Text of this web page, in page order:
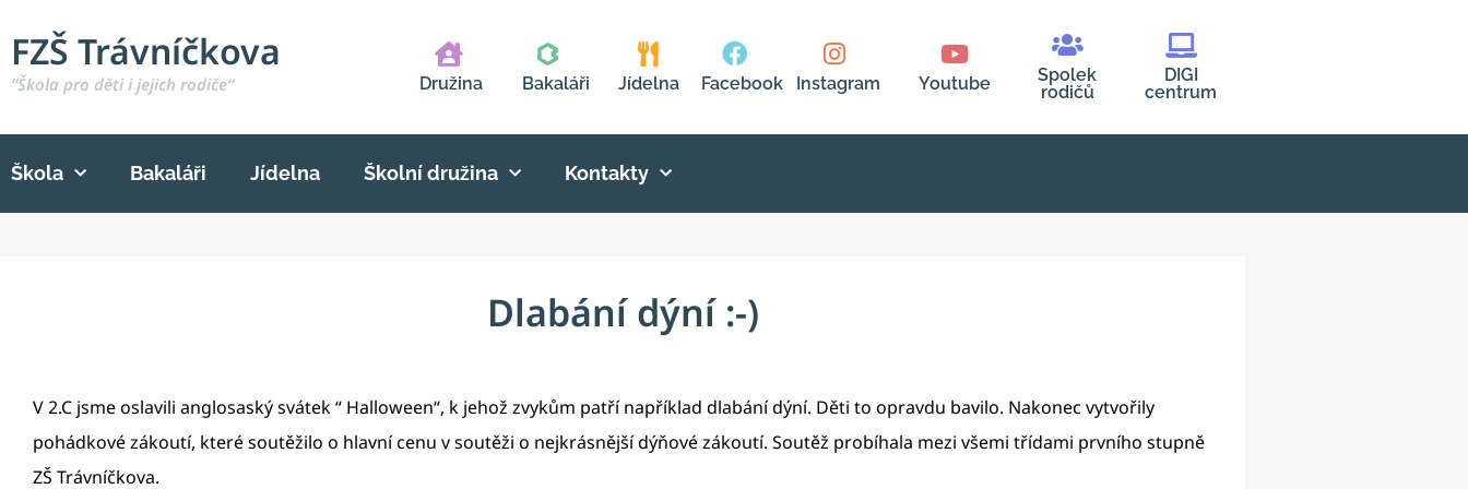
FZŠ Trávníčkova
“Škola pro děti i jejich rodiče“ Družina Bakaláři Jídelna Facebook Instagram Youtube
Spolek
rodičů
DIGI
centrum
Škola Bakaláři Jídelna Školní družina Kontakty
Dlabání dýní :-)
V 2.C jsme oslavili anglosaský svátek “ Halloween“, k jehož zvykům patří například dlabání dýní. Děti to opravdu bavilo. Nakonec vytvořily
pohádkové zákoutí, které soutěžilo o hlavní cenu v soutěži o nejkrásnější dýňové zákoutí. Soutěž probíhala mezi všemi třídami prvního stupně
ZŠ Trávníčkova.